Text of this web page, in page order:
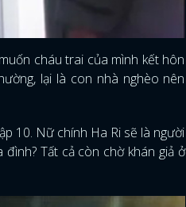
cháu trai của mình kết hôn
lại là con nhà nghèo nên
10. Nữ chính Ha Ri sẽ là người
Tất cả còn chờ khán giả ở